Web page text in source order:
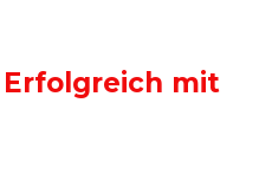
Erfolgreich mit